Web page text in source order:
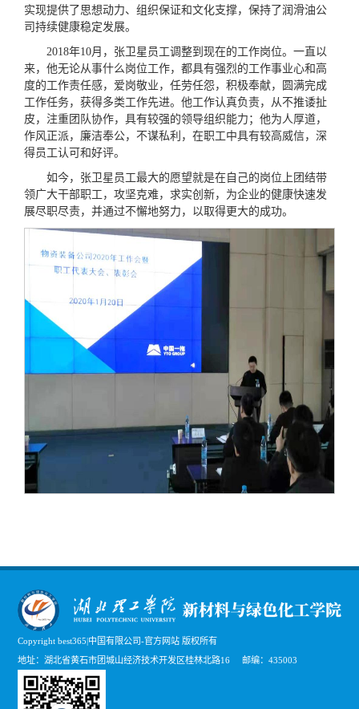
实现提供了思想动力、组织保证和文化支撑，保持了润滑油公
司持续健康稳定发展。
2018年10月，张卫星员工调整到现在的工作岗位。一直以
来，他无论从事什么岗位工作，都具有强烈的工作事业心和高
度的工作责任感，爱岗敬业，任劳任怨，积极奉献，圆满完成
工作任务，获得多类工作先进。他工作认真负责，从不推诿扯
皮，注重团队协作，具有较强的领导组织能力；他为人厚道，
作风正派，廉洁奉公，不谋私利，在职工中具有较高威信，深
得员工认可和好评。
如今，张卫星员工最大的愿望就是在自己的岗位上团结带
领广大干部职工，攻坚克难，求实创新，为企业的健康快速发
展尽职尽责，并通过不懈地努力，以取得更大的成功。
Copyright best365|中国有限公司-官方网站 版权所有
地址：湖北省黄石市团城山经济技术开发区桂林北路16 邮编：435003